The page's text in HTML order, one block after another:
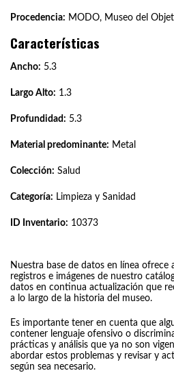
Procedencia: MODO, Museo del
Características
Ancho: 5.3
Largo Alto: 1.3
Profundidad: 5.3
Material predominante: Metal
Colección: Salud
Categoría: Limpieza y Sanidad
ID Inventario: 10373
Nuestra base de datos en línea ofrece
registros e imágenes de nuestro
datos en continua actualización que
a lo largo de la historia del museo.
Es importante tener en cuenta que
contener lenguaje ofensivo o
prácticas y análisis que ya no son
abordar estos problemas y revisar y
según sea necesario.